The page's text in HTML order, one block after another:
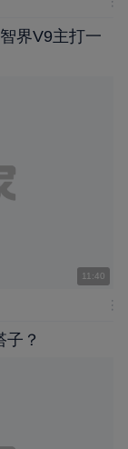
界V9主打一
11:40
？